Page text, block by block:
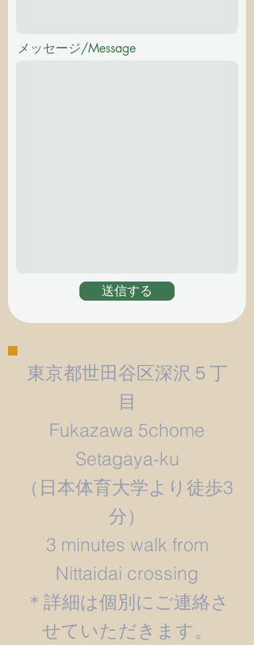
メッセージ/Message
送信する
東京都世田谷区深沢５丁
目
Fukazawa 5chome
Setagaya-ku
​（日本体育大学より徒歩3
分）
3 minutes walk from
Nittaidai crossing
＊詳細は個別にご連絡さ
せていただきます。